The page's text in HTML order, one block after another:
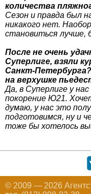
количества
Сезон и правда был
никакого нет.
становиться лучше,
После не очень
Суперлиге, взяли
Санкт-
на верхушке
Да, в Суперлиге у
покорение Ю21.
думаю, у нас это
подготовимся, ну и
тоже бы хотелось
© 2009 — 2026